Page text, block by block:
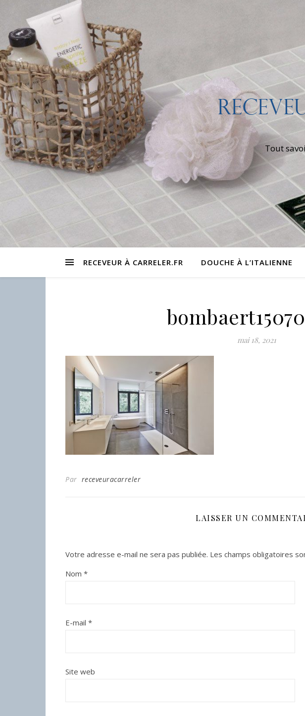
Tout
RECEVEUR À CARRELER.FR DOUCHE À L’ITALIENNE
mai 18, 2021
Par receveuracarreler
LAISSER UN
Votre adresse e-mail ne sera pas publiée. Les champs obligatoires
Nom *
E-mail *
Site web